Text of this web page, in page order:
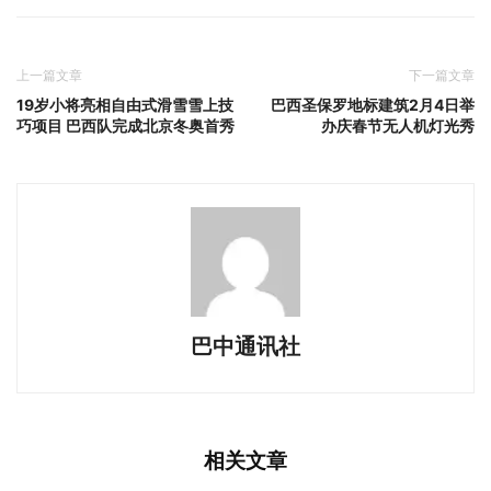
上一篇文章
19岁小将亮相自由式滑雪雪上技
巧项目 巴西队完成北京冬奥首秀
下一篇文章
巴西圣保罗地标建筑2月4日举
办庆春节无人机灯光秀
巴中通讯社
相关文章